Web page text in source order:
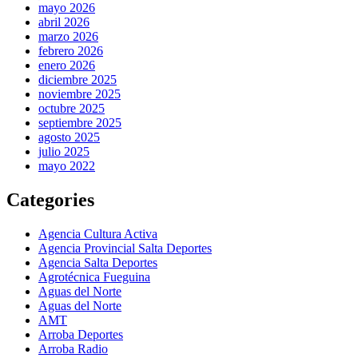
mayo 2026
abril 2026
marzo 2026
febrero 2026
enero 2026
diciembre 2025
noviembre 2025
octubre 2025
septiembre 2025
agosto 2025
julio 2025
mayo 2022
Categories
Agencia Cultura Activa
Agencia Provincial Salta Deportes
Agencia Salta Deportes
Agrotécnica Fueguina
Aguas del Norte
Aguas del Norte
AMT
Arroba Deportes
Arroba Radio